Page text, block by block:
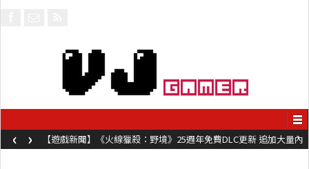
【遊戲新聞】《火線獵殺：野境》25週年免費DLC更新 追加大量內
容同時系舊作限時超平價折扣
‹ ›